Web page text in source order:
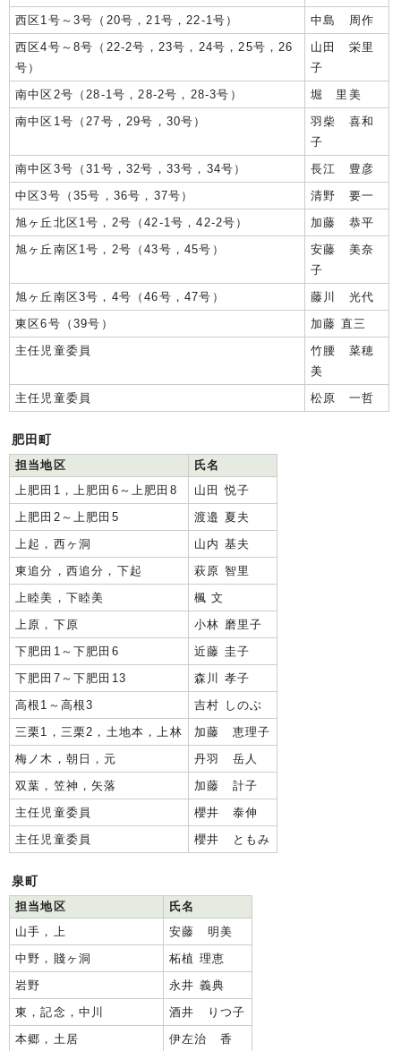
西区1号～3号（20号，21号，22-1号）
中島 周作
西区4号～8号（22-2号，23号，24号，25号，26
号）
山田 栄里
子
南中区2号（28-1号，28-2号，28-3号）
堀 里美
南中区1号（27号，29号，30号）
羽柴 喜和
子
南中区3号（31号，32号，33号，34号）
長江 豊彦
中区3号（35号，36号，37号）
清野 要一
旭ヶ丘北区1号，2号（42-1号，42-2号）
加藤 恭平
旭ヶ丘南区1号，2号（43号，45号）
安藤 美奈
子
旭ヶ丘南区3号，4号（46号，47号）
藤川 光代
東区6号（39号）
加藤 直三
主任児童委員
竹腰 菜穂
美
主任児童委員
松原 一哲
肥田町
担当地区
氏名
上肥田1，上肥田6～上肥田8
山田 悦子
上肥田2～上肥田5
渡邉 夏夫
上起，西ヶ洞
山内 基夫
東追分，西追分，下起
萩原 智里
上睦美，下睦美
楓 文
上原，下原
小林 磨里子
下肥田1～下肥田6
近藤 圭子
下肥田7～下肥田13
森川 孝子
高根1～高根3
吉村 しのぶ
三栗1，三栗2，土地本，上林
加藤 恵理子
梅ノ木，朝日，元
丹羽 岳人
双葉，笠神，矢落
加藤 計子
主任児童委員
櫻井 泰伸
主任児童委員
櫻井 ともみ
泉町
担当地区
氏名
山手，上
安藤 明美
中野，賤ヶ洞
柘植 理恵
岩野
永井 義典
東，記念，中川
酒井 りつ子
本郷，土居
伊左治 香